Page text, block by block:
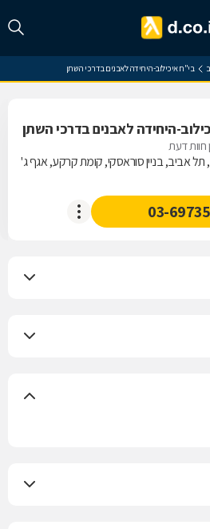
בי"ח איכילוב-היחידה לאבנים בדרכי השתן
היחידה לאבנים בדרכי השתן
חוות דעת
03-